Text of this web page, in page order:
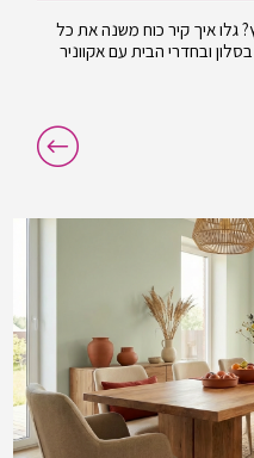
גלו איך קיר כוח משנה את כל
ובחדרי הבית עם אקווניר